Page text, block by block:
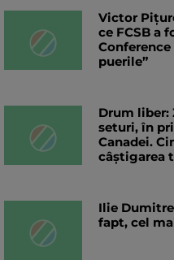
Victor
ce FCSB a
Conference
puerile”
Drum liber:
seturi, în
Canadei.
câștigarea
Ilie
fapt, cel